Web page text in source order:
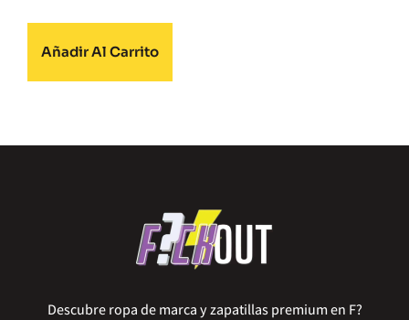
Añadir Al Carrito
Descubre ropa de marca y zapatillas premium en F?